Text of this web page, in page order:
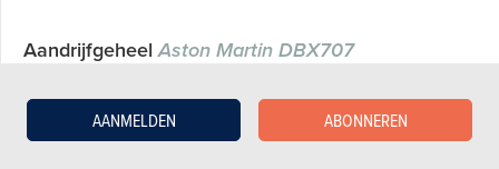
AANMELDEN ABONNEREN
AandrijfgeheelAston Martin DBX707
De gewone DBX is dood, want voortaan telt het gamma nog
maar één variant: de veel krachtigere, maar ook een stuk